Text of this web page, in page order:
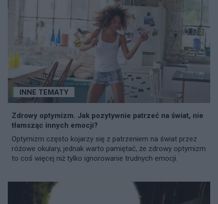
INNE TEMATY
Zdrowy optymizm. Jak pozytywnie patrzeć na świat, nie
tłamsząc innych emocji?
Optymizm często kojarzy się z patrzeniem na świat przez
różowe okulary, jednak warto pamiętać, że zdrowy optymizm
to coś więcej niż tylko ignorowanie trudnych emocji.